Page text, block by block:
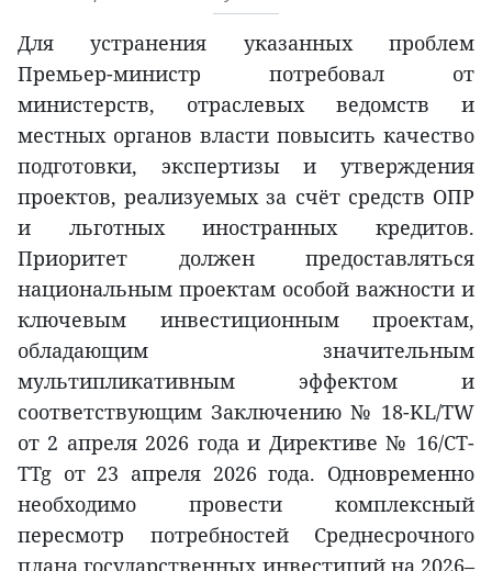
Для устранения указанных проблем
Премьер-министр потребовал от
министерств, отраслевых ведомств и
местных органов власти повысить качество
подготовки, экспертизы и утверждения
проектов, реализуемых за счёт средств ОПР
и льготных иностранных кредитов.
Приоритет должен предоставляться
национальным проектам особой важности и
ключевым инвестиционным проектам,
обладающим значительным
мультипликативным эффектом и
соответствующим Заключению № 18-KL/TW
от 2 апреля 2026 года и Директиве № 16/CT-
TTg от 23 апреля 2026 года. Одновременно
необходимо провести комплексный
пересмотр потребностей Среднесрочного